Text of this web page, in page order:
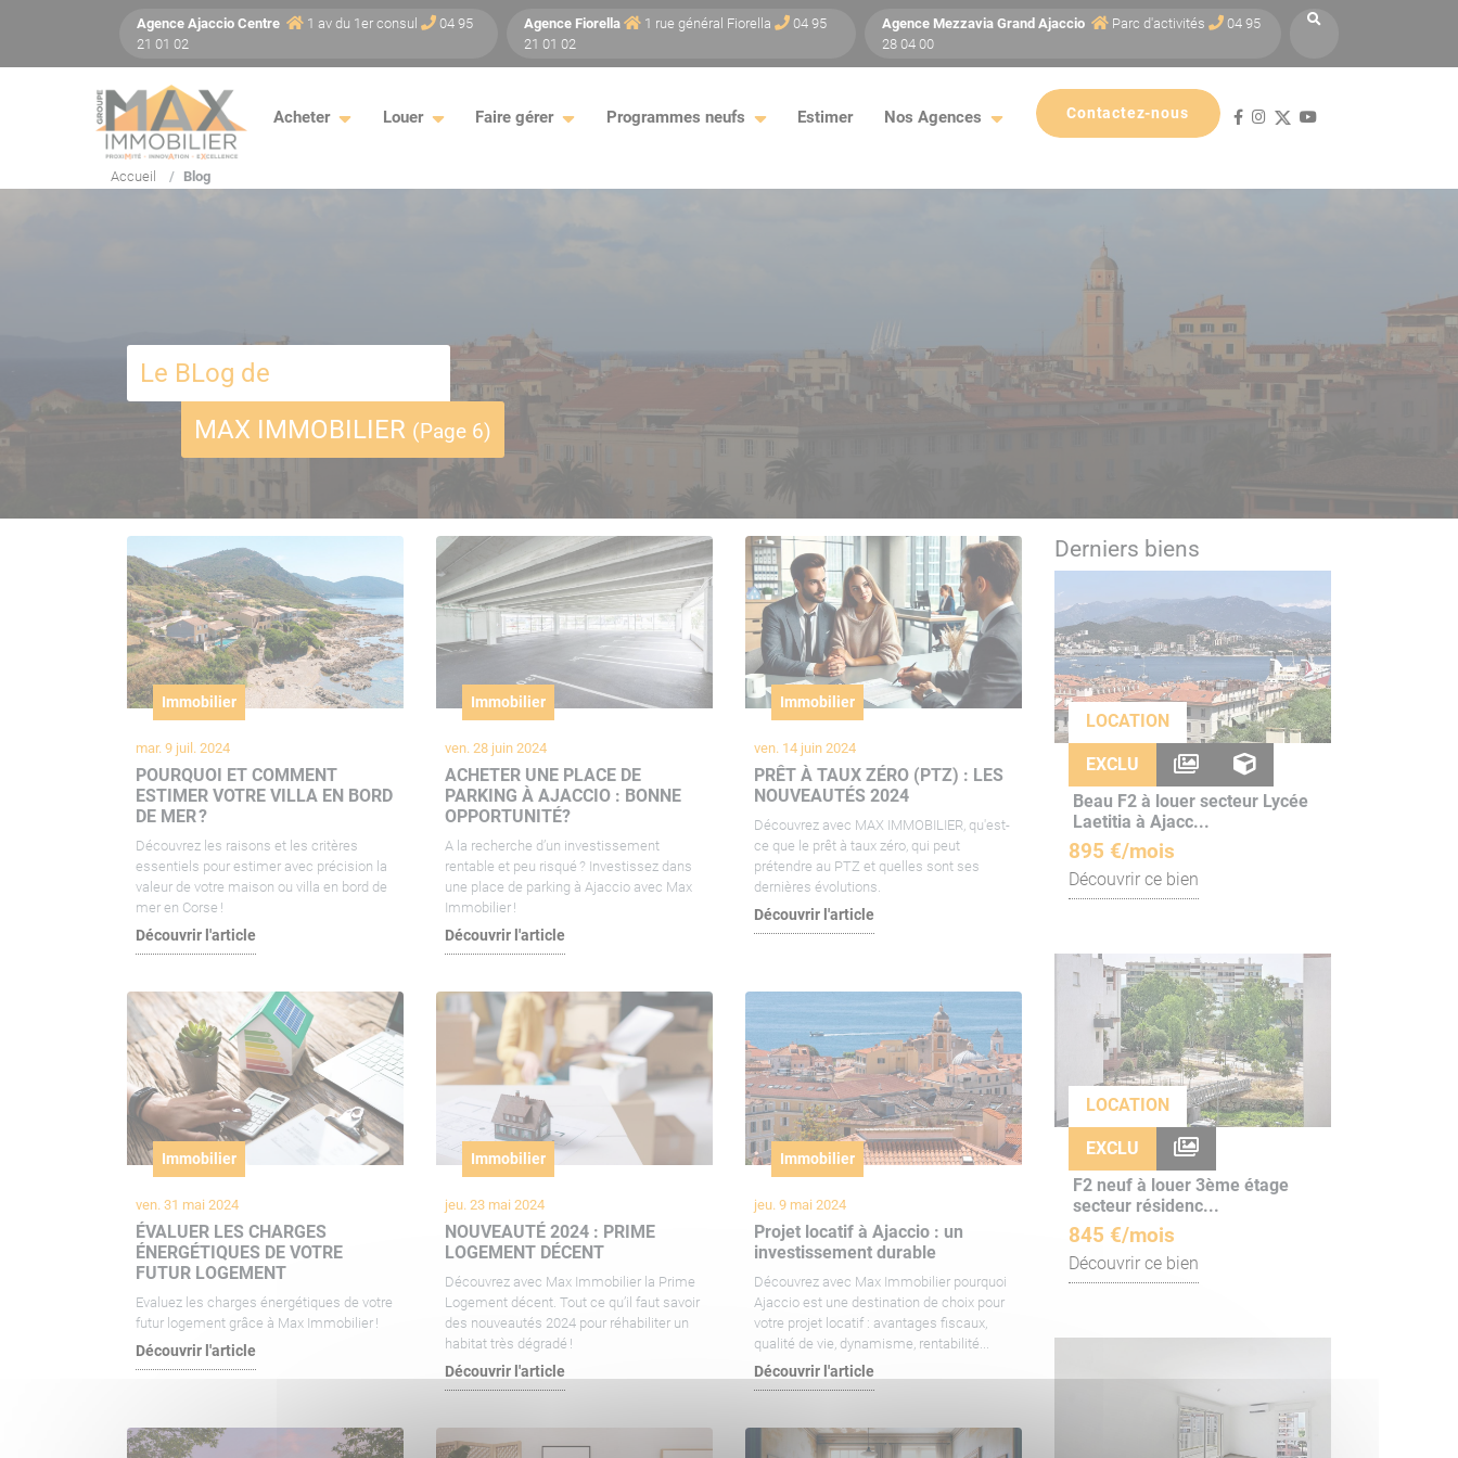
Agence Ajaccio Centre 1 av du 1er consul
04 95
21 01 02
Agence Fiorella 1 rue général Fiorella
04 95
21 01 02
Agence MezzaviaGrand Ajaccio Parc d'activités
04 95
28 04 00
Acheter Louer Faire gérer Programmes neufs Estimer Nos Agences Contactez-nous
Accueil Blog
Le BLog de
MAX IMMOBILIER (Page 6)
Immobilier
mar. 9 juil. 2024
POURQUOI ET COMMENT
ESTIMER VOTRE VILLA EN BORD
DE MER ?
Découvrez les raisons et les critères
essentiels pour estimer avec précision la
valeur de votre maison ou villa en bord de
mer en Corse !
Découvrir l'article
Immobilier
ven. 28 juin 2024
ACHETER UNE PLACE DE
PARKING À AJACCIO : BONNE
OPPORTUNITÉ?
A la recherche d’un investissement
rentable et peu risqué ? Investissez dans
une place de parking à Ajaccio avec Max
Immobilier !
Découvrir l'article
Immobilier
ven. 14 juin 2024
PRÊT À TAUX ZÉRO (PTZ) : LES
NOUVEAUTÉS 2024
Découvrez avec MAX IMMOBILIER, qu'est-
ce que le prêt à taux zéro, qui peut
prétendre au PTZ et quelles sont ses
dernières évolutions.
Découvrir l'article
Immobilier
ven. 31 mai 2024
ÉVALUER LES CHARGES
ÉNERGÉTIQUES DE VOTRE
FUTUR LOGEMENT
Evaluez les charges énergétiques de votre
futur logement grâce à Max Immobilier !
Découvrir l'article
Immobilier
jeu. 23 mai 2024
NOUVEAUTÉ 2024 : PRIME
LOGEMENT DÉCENT
Découvrez avec Max Immobilier la Prime
Logement décent. Tout ce qu’il faut savoir
des nouveautés 2024 pour réhabiliter un
habitat très dégradé !
Découvrir l'article
Immobilier
jeu. 9 mai 2024
Projet locatif à Ajaccio : un
investissement durable
Découvrez avec Max Immobilier pourquoi
Ajaccio est une destination de choix pour
votre projet locatif : avantages fiscaux,
qualité de vie, dynamisme, rentabilité...
Découvrir l'article
Derniers biens
LOCATION
EXCLU
Beau F2 à louer secteur Lycée
Laetitia à Ajacc...
895 €/mois
Découvrir ce bien
LOCATION
EXCLU
F2 neuf à louer 3ème étage
secteur résidenc...
845 €/mois
Découvrir ce bien
Panneau de gestion des cookies